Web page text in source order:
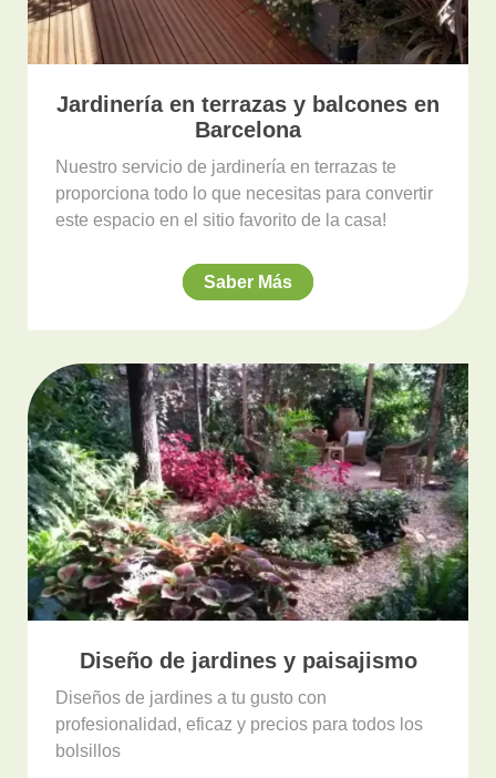
Jardinería en terrazas y balcones en
Barcelona
Nuestro servicio de jardinería en terrazas te
proporciona todo lo que necesitas para convertir
este espacio en el sitio favorito de la casa!
Saber Más
Diseño de jardines y paisajismo
Diseños de jardines a tu gusto con
profesionalidad, eficaz y precios para todos los
bolsillos